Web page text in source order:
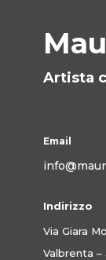
Artista
Email
Indirizzo
Via Giara
Valbrenta –